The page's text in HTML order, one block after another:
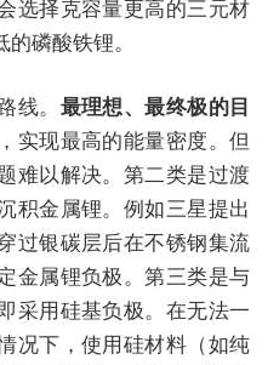
选择克容量更高的三元材
磷酸铁锂。
线。 最理想、最终极的目
，实现最高的能量密度。但
难以解决。第二类是过渡
积金属锂。例如三星提出
过银碳层后在不锈钢集流
金属锂负极。第三类是与
采用硅基负极。在无法一
况下，使用硅材料（如纯